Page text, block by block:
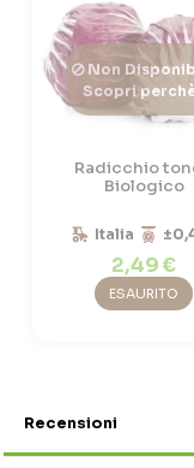
Non
Scopri
Radicchio
Biologico
Italia
2,49 €
ESAURITO
Recensioni